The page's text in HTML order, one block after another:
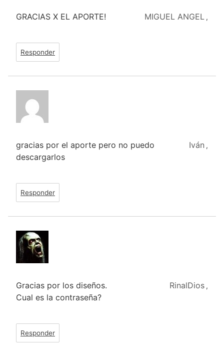
MIGUEL ANGEL ,
GRACIAS X EL APORTE!
Responder
Iván ,
gracias por el aporte pero no puedo
descargarlos
Responder
RinalDios ,
Gracias por los diseños.
Cual es la contraseña?
Responder